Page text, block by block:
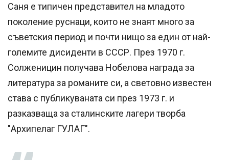
Саня е типичен представител на младото
поколение руснаци, които не знаят много за
съветския период и почти нищо за един от най-
големите дисиденти в СССР. През 1970 г.
Солженицин получава Нобелова награда за
литература за романите си, а световно известен
става с публикуваната си през 1973 г. и
разказваща за сталинските лагери творба
"Архипелаг ГУЛАГ".